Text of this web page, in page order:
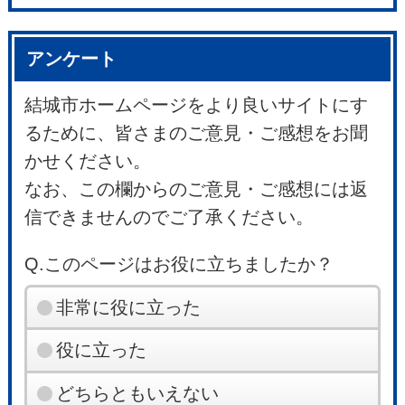
アンケート
結城市ホームページをより良いサイトにす
るために、皆さまのご意見・ご感想をお聞
かせください。
なお、この欄からのご意見・ご感想には返
信できませんのでご了承ください。
Q.このページはお役に立ちましたか？
非常に役に立った
役に立った
どちらともいえない